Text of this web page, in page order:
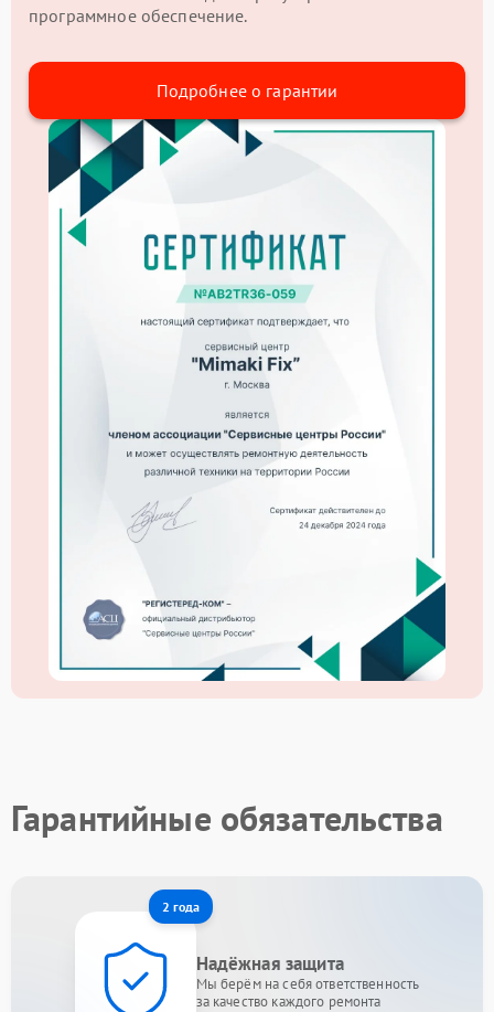
программное обеспечение.
Подробнее о гарантии
Гарантийные обязательства
2 года
Надёжная защита
Мы берём на себя ответственность
за качество каждого ремонта